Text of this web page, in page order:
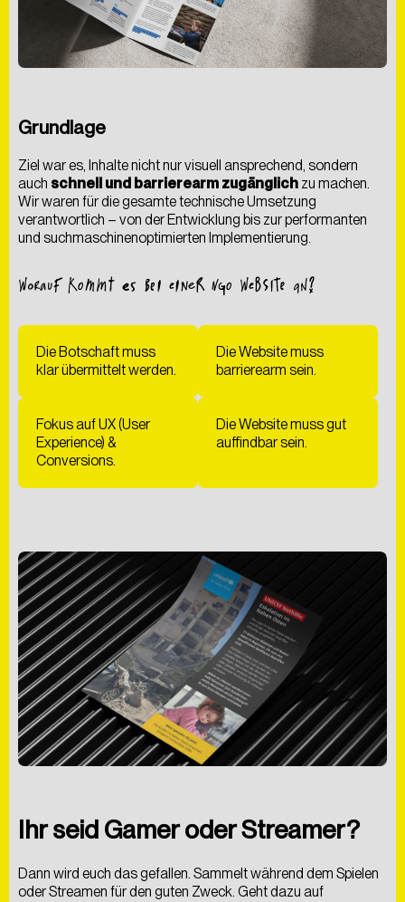
Grundlage
Ziel war es, Inhalte nicht nur visuell ansprechend, sondern
auch schnell und barrierearm zugänglich zu machen.
Wir waren für die gesamte technische Umsetzung
verantwortlich – von der Entwicklung bis zur performanten
und suchmaschinenoptimierten Implementierung.
WORAUF KOMMT ES BEI EINER NGO WEBSITE AN?
Die Botschaft muss
klar übermittelt werden.
Die Website muss
barrierearm sein.
Fokus auf UX (User
Experience) &
Conversions.
Die Website muss gut
auffindbar sein.
Ihr seid Gamer oder Streamer?
Dann wird euch das gefallen. Sammelt während dem Spielen
oder Streamen für den guten Zweck. Geht dazu auf
AlskreativeDigitalagenturentwickelnwirLösungen,die
nichtnurbegeistern,sondernauch messbareErgebnisse